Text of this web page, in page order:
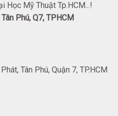
Học Mỹ Thuật Tp.HCM...!
Phú, Q7, TPHCM
Tân Phú, Quận 7, TP.HCM